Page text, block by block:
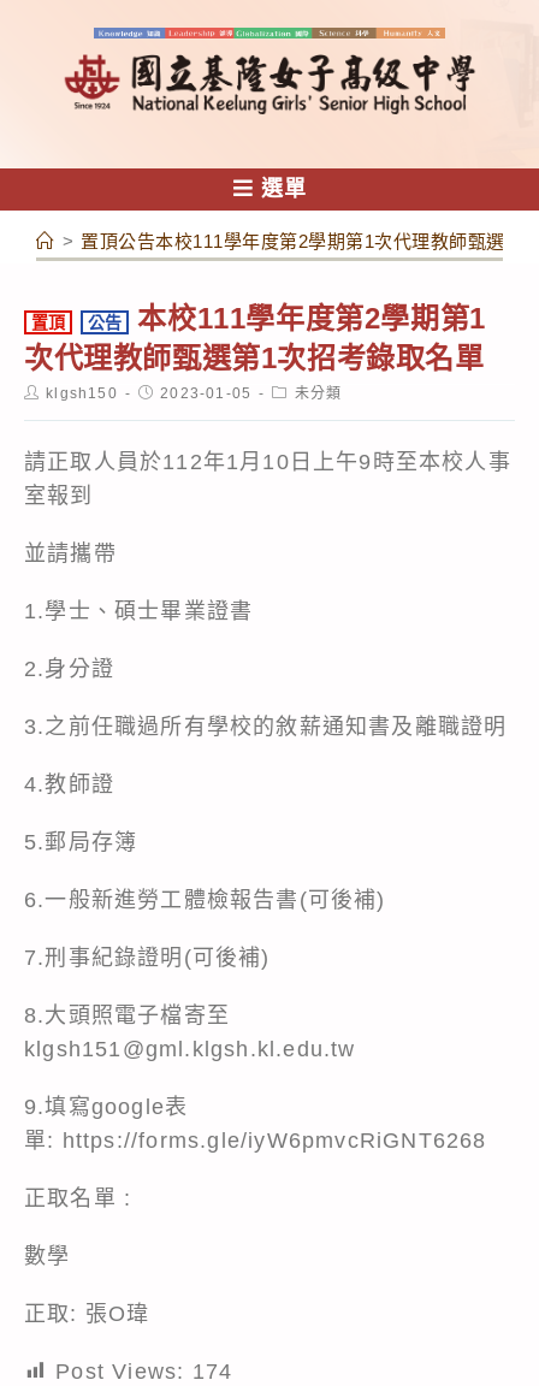
容
選單
> 置頂公告本校111學年度第2學期第1次代理教師甄選第
置頂 公告
本校111學年度第2學期第1
次代理教師甄選第1次招考錄取名單
Postklgsh150
Post2023-01-05
Post未分類
請正取人員於112年1月10日上午9時至本校人事
室報到
並請攜帶
1.學士、碩士畢業證書
2.身分證
3.之前任職過所有學校的敘薪通知書及離職證明
4.教師證
5.郵局存簿
6.一般新進勞工體檢報告書(可後補)
7.刑事紀錄證明(可後補)
8.大頭照電子檔寄至
klgsh151@gml.klgsh.kl.edu.tw
9.填寫google表
單: https://forms.gle/iyW6pmvcRiGNT6268
正取名單 :
數學
正取: 張O瑋
Post Views: 174